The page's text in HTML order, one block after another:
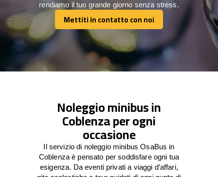
rendiamo il tuo grande giorno senza stress.
Mettiti in contatto con noi
Mettiti in contatto con noi
Noleggio minibus in
Coblenza per ogni
occasione
Il servizio di noleggio minibus OsaBus in
Coblenza è pensato per soddisfare ogni tua
esigenza. Da eventi privati a viaggi d’affari,